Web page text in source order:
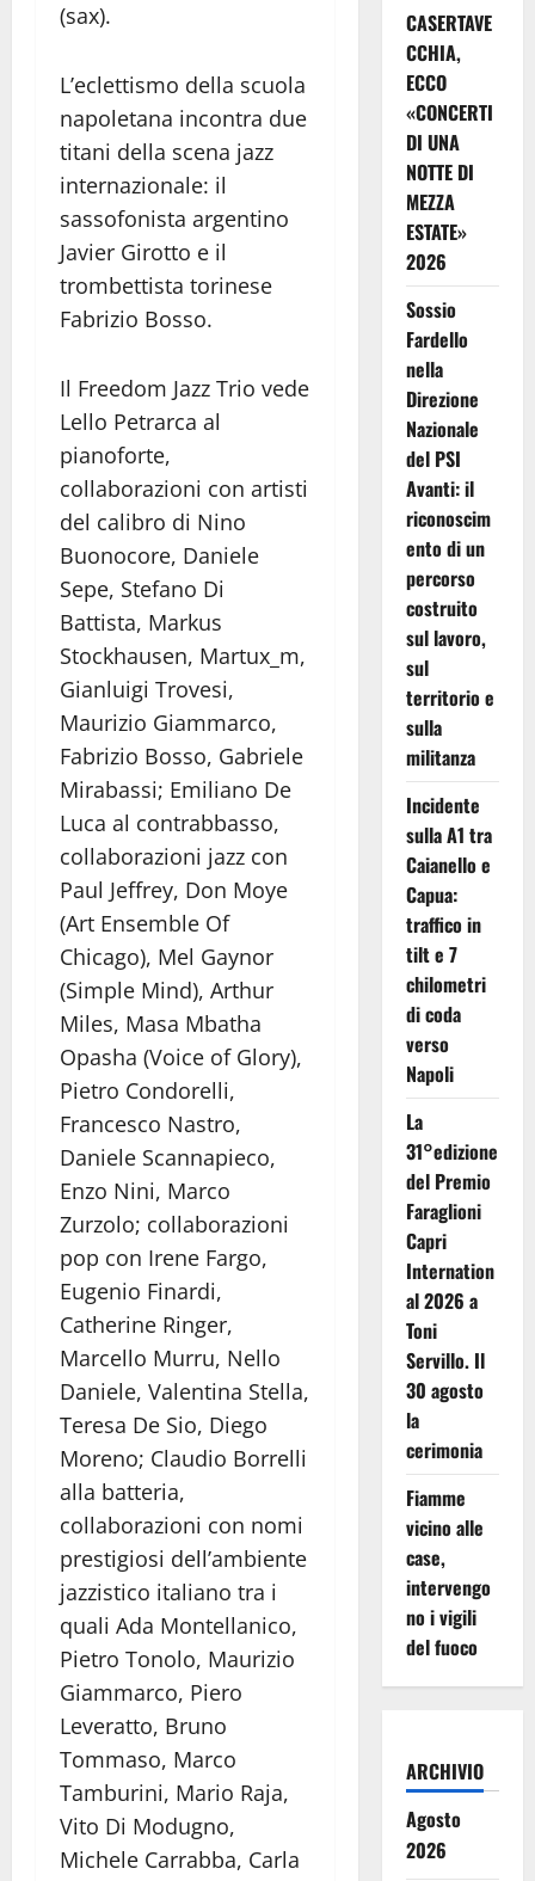
(sax).
L’eclettismo della scuola
napoletana incontra due
titani della scena jazz
internazionale: il
sassofonista argentino
Javier Girotto e il
trombettista torinese
Fabrizio Bosso.
Il Freedom Jazz Trio vede
Lello Petrarca al
pianoforte,
collaborazioni con artisti
del calibro di Nino
Buonocore, Daniele
Sepe, Stefano Di
Battista, Markus
Stockhausen, Martux_m,
Gianluigi Trovesi,
Maurizio Giammarco,
Fabrizio Bosso, Gabriele
Mirabassi; Emiliano De
Luca al contrabbasso,
collaborazioni jazz con
Paul Jeffrey, Don Moye
(Art Ensemble Of
Chicago), Mel Gaynor
(Simple Mind), Arthur
Miles, Masa Mbatha
Opasha (Voice of Glory),
Pietro Condorelli,
Francesco Nastro,
Daniele Scannapieco,
Enzo Nini, Marco
Zurzolo; collaborazioni
pop con Irene Fargo,
Eugenio Finardi,
Catherine Ringer,
Marcello Murru, Nello
Daniele, Valentina Stella,
Teresa De Sio, Diego
Moreno; Claudio Borrelli
alla batteria,
collaborazioni con nomi
prestigiosi dell’ambiente
jazzistico italiano tra i
quali Ada Montellanico,
Pietro Tonolo, Maurizio
Giammarco, Piero
Leveratto, Bruno
Tommaso, Marco
Tamburini, Mario Raja,
Vito Di Modugno,
Michele Carrabba, Carla
CASERTAVE
CCHIA,
ECCO
«CONCERTI
DI UNA
NOTTE DI
MEZZA
ESTATE»
2026
Sossio
Fardello
nella
Direzione
Nazionale
del PSI
Avanti: il
riconoscim
ento di un
percorso
costruito
sul lavoro,
sul
territorio e
sulla
militanza
Incidente
sulla A1 tra
Caianello e
Capua:
traffico in
tilt e 7
chilometri
di coda
verso
Napoli
La
31°edizione
del Premio
Faraglioni
Capri
Internation
al 2026 a
Toni
Servillo. Il
30 agosto
la
cerimonia
Fiamme
vicino alle
case,
intervengo
no i vigili
del fuoco
ARCHIVIO
Agosto
2026